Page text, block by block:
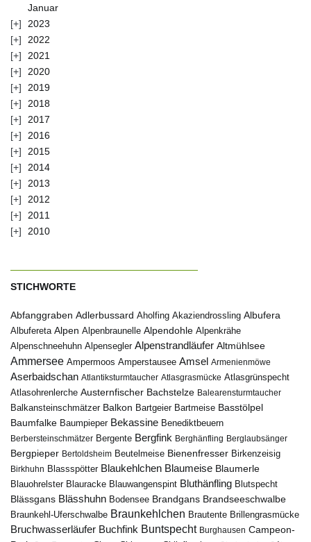
Januar
2023
2022
2021
2020
2019
2018
2017
2016
2015
2014
2013
2012
2011
2010
STICHWORTE
Abfanggraben Adlerbussard Aholfing Akaziendrossling Albufera
Albufereta Alpen Alpenbraunelle Alpendohle Alpenkrähe
Alpenschneehuhn Alpensegler Alpenstrandläufer Altmühlsee
Ammersee Ampermoos Amperstausee Amsel Armenienmöwe
Aserbaidschan Atlantiksturmtaucher Atlasgrasmücke Atlasgrünspecht
Atlasohrenlerche Austernfischer Bachstelze Balearensturmtaucher
Balkansteinschmätzer Balkon Bartgeier Bartmeise Basstölpel
Baumfalke Baumpieper Bekassine Benediktbeuern
Berbersteinschmätzer Bergente Bergfink Berghänfling Berglaubsänger
Bergpieper Bertoldsheim Beutelmeise Bienenfresser Birkenzeisig
Birkhuhn Blassspötter Blaukehlchen Blaumeise Blaumerle
Blauohrelster Blauracke Blauwangenspint Bluthänfling Blutspecht
Blässgans Blässhuhn Bodensee Brandgans Brandseeschwalbe
Braunkehl-Uferschwalbe Braunkehlchen Brautente Brillengrasmücke
Bruchwasserläufer Buchfink Buntspecht Burghausen Campeon-